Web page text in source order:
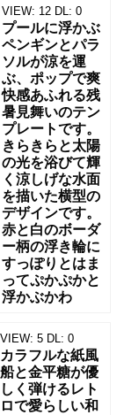
VIEW: 12 DL: 0
プールに浮かぶ
ペンギンとパラ
ソルが涼を運
ぶ、ポップで爽
快感あふれる残
暑見舞いのテン
プレートです。
きらきらと太陽
の光を浴びて輝
く涼しげな水面
を描いた横型の
デザインです。
赤と白のボーダ
ー柄の浮き輪に
すっぽりとはま
ってぷかぷかと
浮かぶかわ
VIEW: 5 DL: 0
カラフルな紙風
船と金平糖が優
しく弾けるレト
ロで愛らしい和